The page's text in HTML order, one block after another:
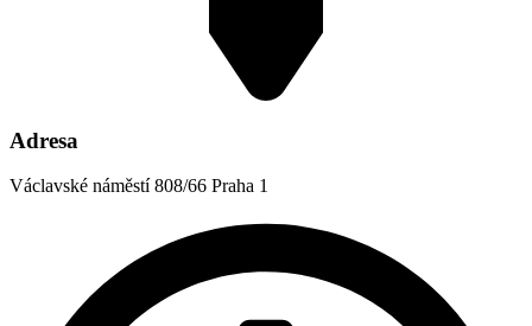
Adresa
Václavské náměstí 808/66 Praha 1